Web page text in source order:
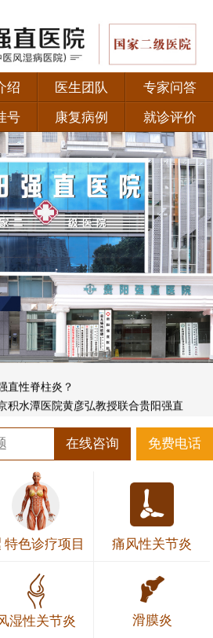
绍 医生团队
专家问答
号 康复病例 就诊评价
积水潭医院黄彦弘教授联合贵阳强直
医院有哪些 治疗类风湿有哪些好的
声检查免费，北京友谊医院专家来贵
在线咨询 免费电话
特色诊疗项目 痛风性关节炎
湿性关节炎 滑膜炎